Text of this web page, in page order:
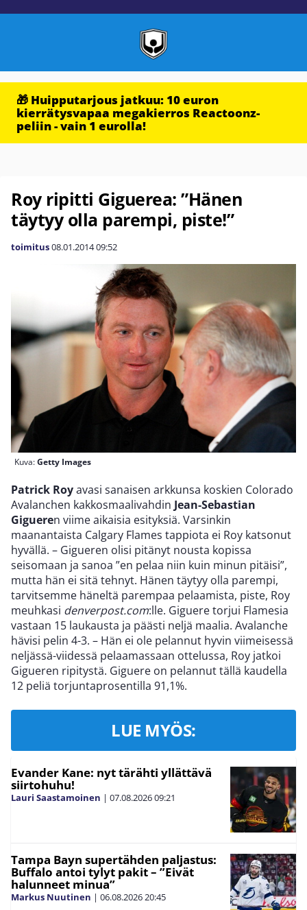
🎁 Huipputarjous jatkuu: 10 euron
kierrätysvapaa megakierros Reactoonz-
peliin - vain 1 eurolla!
Roy ripitti Giguerea: ”Hänen
täytyy olla parempi, piste!”
toimitus08.01.201409:52
Kuva:Getty Images
Patrick Royavasi sanaisen arkkunsa koskien Colorado
Avalanchen kakkosmaalivahdin Jean-Sebastian
Gigueren viime aikaisia esityksiä. Varsinkin
maanantaista Calgary Flames tappiota ei Roy katsonut
hyvällä. – Gigueren olisi pitänyt nousta kopissa
seisomaan ja sanoa ”en pelaa niin kuin minun pitäisi”,
mutta hän ei sitä tehnyt. Hänen täytyy olla parempi,
tarvitsemme häneltä parempaa pelaamista, piste, Roy
meuhkasi denverpost.com:lle. Giguere torjui Flamesia
vastaan 15 laukausta ja päästi neljä maalia. Avalanche
hävisi pelin 4-3. – Hän ei ole pelannut hyvin viimeisessä
neljässä-viidessä pelaamassaan ottelussa, Roy jatkoi
Gigueren ripitystä. Giguere on pelannut tällä kaudella
12 peliä torjuntaprosentilla 91,1%.
LUE MYÖS:
Evander Kane: nyt tärähti yllättävä
siirtohuhu!
Lauri Saastamoinen | 07.08.202609:21
Tampa Bayn supertähden paljastus:
Buffalo antoi tylyt pakit – ”Eivät
halunneet minua”
Markus Nuutinen | 06.08.202620:45